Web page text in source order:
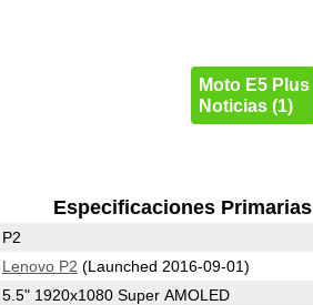
Moto E5 Plus
Noticias (1)
Especificaciones Primarias
P2
Lenovo P2 (Launched 2016-09-01)
5.5" 1920x1080 Super AMOLED